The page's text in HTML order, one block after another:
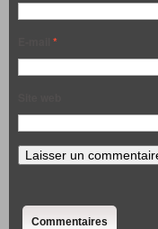
*
Commentaires